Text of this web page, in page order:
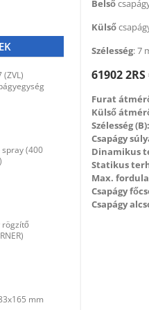
Belső
Külső
Szélesség: 7
61902
Furat
Külső
Szélesség (B):
Csapágy
Dinamikus
Statikus
Max.
Csapágy
Csapágy
(ZVL)
spray (400
rögzítő
mm